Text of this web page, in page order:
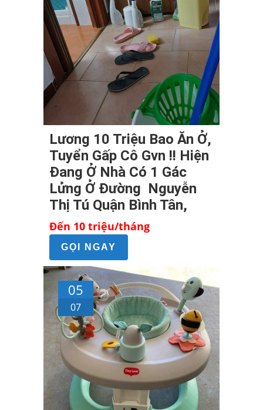
Lương 10 Triệu Bao Ăn Ở,
Tuyển Gấp Cô Gvn !! Hiện
Đang Ở Nhà Có 1 Gác
Lửng Ở Đường Nguyễn
Thị Tú Quận Bình Tân,
Đến 10 triệu/tháng
GỌI NGAY
05
07